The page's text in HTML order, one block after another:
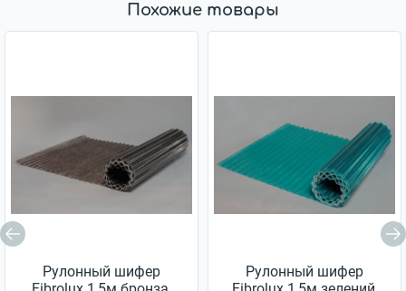
Похожие товары
Рулонный шифер
Рулонный шифер